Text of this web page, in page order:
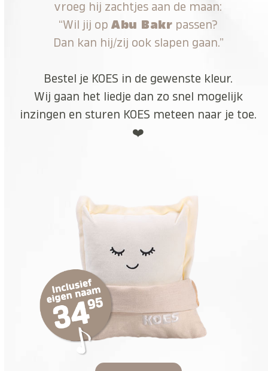
vroeg hij zachtjes aan de maan:
“Wil jij opAbu Bakr passen?
Dan kan hij/zij ook slapen gaan.”
Bestel je KOES in de gewenste kleur.
Wij gaan het liedje dan zo snel mogelijk
inzingen en sturen KOES meteen naar je toe.
❤️